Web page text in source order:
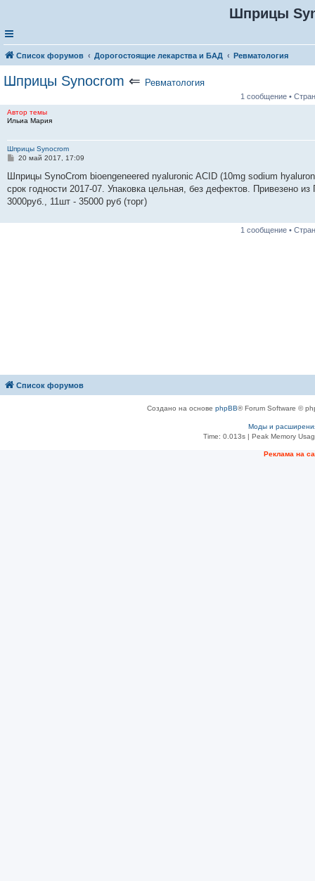
Шприцы
Список форумов Дорогостоящие лекарства и БАД Ревматология
Шприцы Synocrom ⇐ Ревматология
1 сообщение •
Автор темы
Ильиа Мария
Шприцы Synocrom
С
о
щ
е
е
20 май 2017, 17:09
Шприцы SynoCrom bioengeneered nyaluronic ACID (10mg sodium
срок годности 2017-07. Упаковка цельная, без дефектов. Привезено
3000руб., 11шт - 35000 руб (торг)
1 сообщение •
Список форумов
Создано на основе phpBB® Forum Software ©
Моды и
Time: 0.013s| Peak Memory
Рeклама на